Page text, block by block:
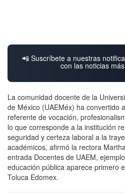
📲 Suscríbete a nuestras
con las noticias
La comunidad docente de la
de México (UAEMéx) ha convertido
referente de vocación,
lo que corresponde a la institución
seguridad y certeza laboral a la
académicos, afirmó la rectora
entrada Docentes de UAEM,
educación pública aparece primero
Toluca Edomex.